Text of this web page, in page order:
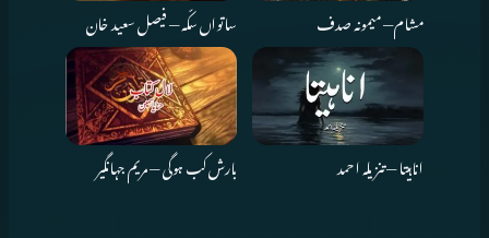
مشام — میمونہ صدف ساتواں سکّہ — فیصل سعید خان
اناہیتا — تنزیلہ احمد بارش کب ہوگی — مریم جہانگیر